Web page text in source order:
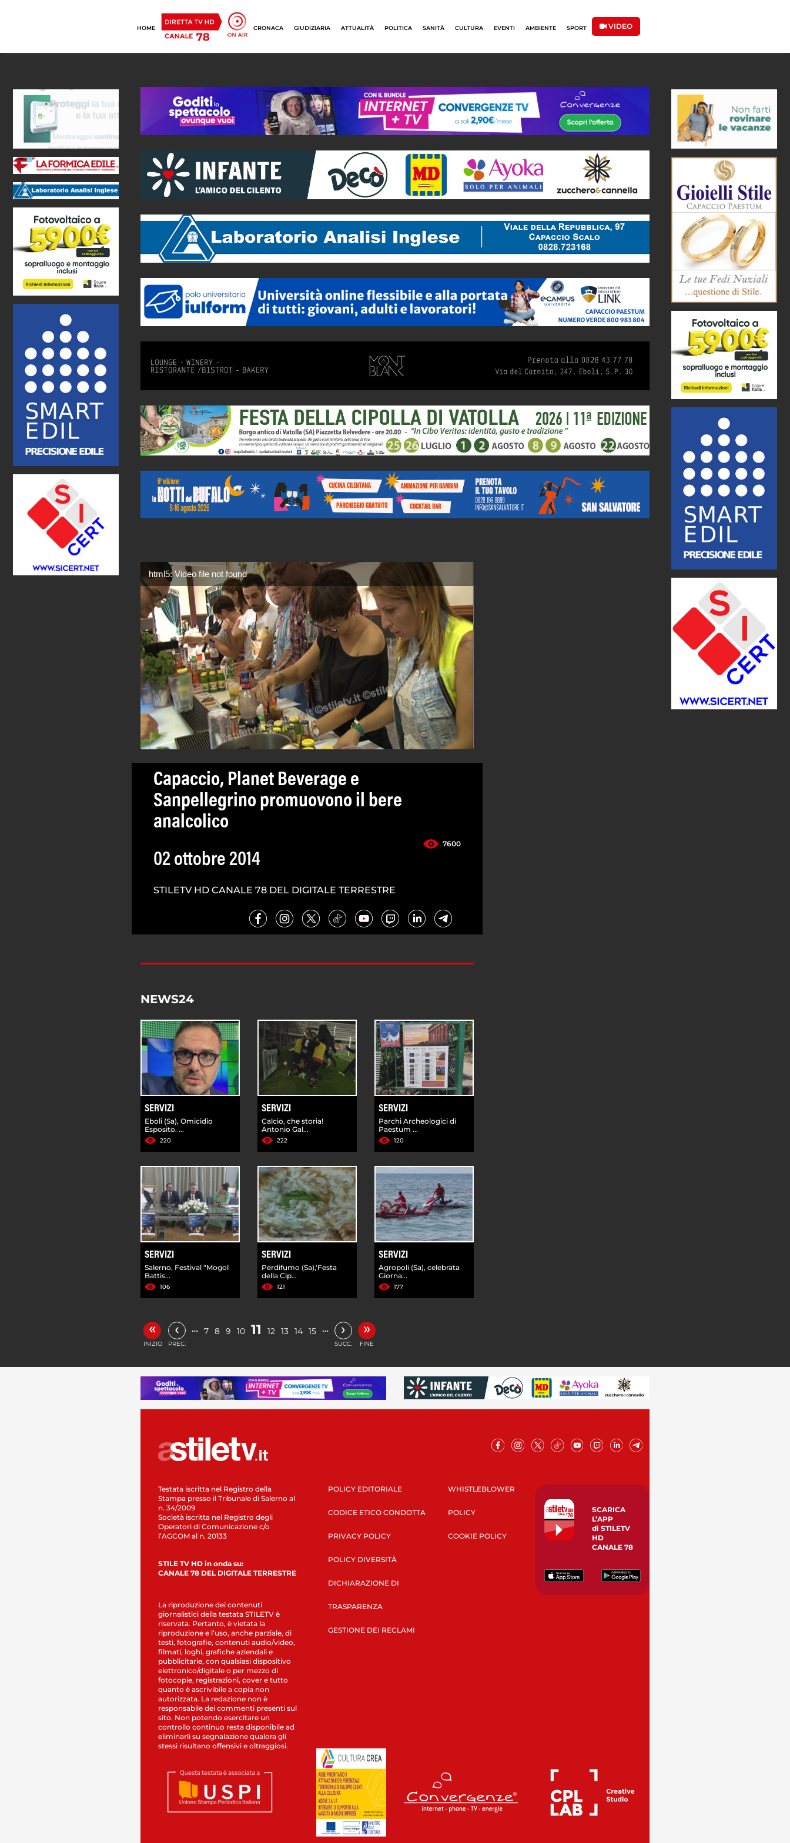
HOME CRONACA GIUDIZIARIA ATTUALITÀ POLITICA SANITÀ CULTURA EVENTI AMBIENTE SPORT VIDEO
html5: Video file not found
Capaccio, Planet Beverage e
Sanpellegrino promuovono il bere
analcolico
7600
02 ottobre 2014
STILETV HD CANALE 78 DEL DIGITALE TERRESTRE
NEWS24
SERVIZI
Eboli (Sa), Omicidio
Esposito. ...
220
SERVIZI
Calcio, che storia!
Antonio Gal...
222
SERVIZI
Parchi Archeologici di
Paestum ...
120
SERVIZI
Salerno, Festival "Mogol
Battis...
106
SERVIZI
Perdifumo (Sa),'Festa
della Cip...
121
SERVIZI
Agropoli (Sa), celebrata
Giorna...
177
«
INIZIO
‹
PREC.
… 7 8 9 10 11 12 13 14 15 … ›
SUCC.
»
FINE
Testata iscritta nel Registro della
Stampa presso il Tribunale di Salerno al
n. 34/2009
Società iscritta nel Registro degli
Operatori di Comunicazione c/o
l’AGCOM al n. 20133
STILE TV HD in onda su:
CANALE 78 DEL DIGITALE TERRESTRE
La riproduzione dei contenuti
giornalistici della testata STILETV è
riservata. Pertanto, è vietata la
riproduzione e l’uso, anche parziale, di
testi, fotografie, contenuti audio/video,
filmati, loghi, grafiche aziendali e
pubblicitarie, con qualsiasi dispositivo
elettronico/digitale o per mezzo di
fotocopie, registrazioni, cover e tutto
quanto è ascrivibile a copia non
autorizzata. La redazione non è
responsabile dei commenti presenti sul
sito. Non potendo esercitare un
controllo continuo resta disponibile ad
eliminarli su segnalazione qualora gli
stessi risultano offensivi e oltraggiosi.
POLICY EDITORIALE
CODICE ETICO CONDOTTA
PRIVACY POLICY
POLICY DIVERSITÀ
DICHIARAZIONE DI
TRASPARENZA
GESTIONE DEI RECLAMI
WHISTLEBLOWER
POLICY
COOKIE POLICY
SCARICA
L’APP
di STILETV
HD
CANALE 78